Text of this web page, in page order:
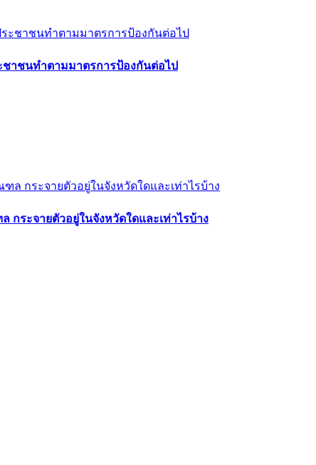
าชนทำตามมาตรการป้องกันต่อไป
กระจายตัวอยู่ในจังหวัดใดและเท่าไรบ้าง